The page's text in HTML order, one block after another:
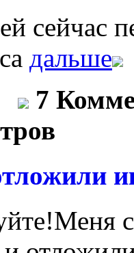
сейчас
дальше
7